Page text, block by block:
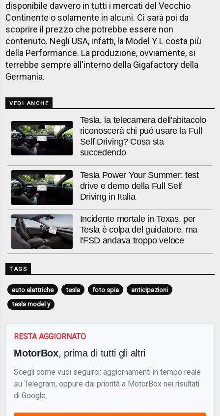
disponibile davvero in tutti i mercati del Vecchio
Continente o solamente in alcuni. Ci sarà poi da
scoprire il prezzo che potrebbe essere non
contenuto. Negli USA, infatti, la Model Y L costa più
della Performance. La produzione, ovviamente, si
terrebbe sempre all'interno della Gigafactory della
Germania.
VEDI ANCHE
Tesla, la telecamera dell'abitacolo
riconoscerà chi può usare la Full
Self Driving? Cosa sta
succedendo
Tesla Power Your Summer: test
drive e demo della Full Self
Driving in Italia
Incidente mortale in Texas, per
Tesla è colpa del guidatore, ma
l'FSD andava troppo veloce
TAGS
auto elettriche tesla foto spia
anticipazioni
tesla model y
RESTA AGGIORNATO
MotorBox, prima di tutti gli altri
Scegli come vuoi seguirci: aggiornamenti in tempo reale
su Telegram, oppure dai priorità a MotorBox nei risultati
di Google.